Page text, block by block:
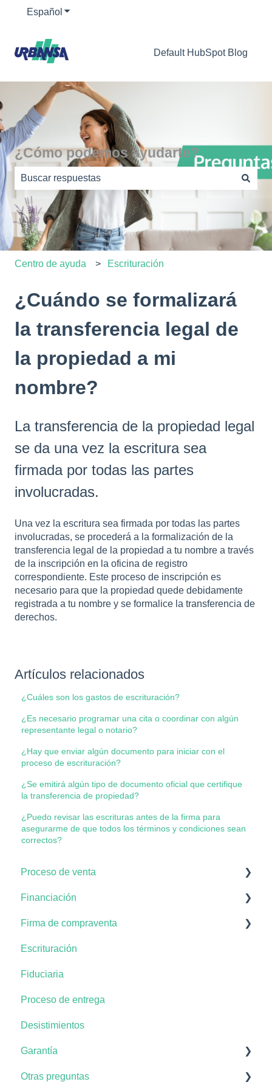
Español Traducciones de Mostrar submenú de
Default HubSpot Blog
¿Cómo podemos ayudarte?
No hay sugerencias porque el campo de búsqueda
Centro de ayuda Escrituración
¿Cuándo se formalizará
la transferencia legal de
la propiedad a mi
nombre?
La transferencia de la propiedad legal
se da una vez la escritura sea
firmada por todas las partes
involucradas.
Una vez la escritura sea firmada por todas las partes
involucradas, se procederá a la formalización de la
transferencia legal de la propiedad a tu nombre a través
de la inscripción en la oficina de registro
correspondiente. Este proceso de inscripción es
necesario para que la propiedad quede debidamente
registrada a tu nombre y se formalice la transferencia de
derechos.
Artículos relacionados
¿Cuáles son los gastos de escrituración?
¿Es necesario programar una cita o coordinar con algún
representante legal o notario?
¿Hay que enviar algún documento para iniciar con el
proceso de escrituración?
¿Se emitirá algún tipo de documento oficial que certifique
la transferencia de propiedad?
¿Puedo revisar las escrituras antes de la firma para
asegurarme de que todos los términos y condiciones sean
correctos?
Proceso de venta
Proceso en la compra del apartamento
Documentación
Financiación
Plan de pagos
Tiempos de pago
Solicitud del crédito
Firma de compraventa
Documentación del negocio
Escrituración
Fiduciaria
Proceso de entrega
Desistimientos
Garantía
No conformidades
Otras preguntas